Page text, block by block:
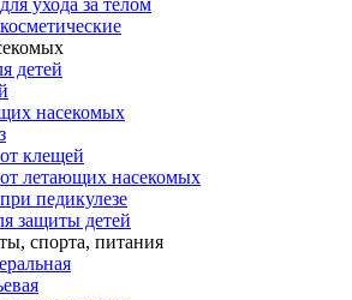
ухода за телом
детей
насекомых
клещей
летающих насекомых
педикулезе
защиты детей
спорта, питания